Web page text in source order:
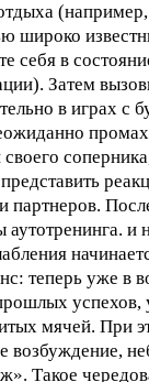
широко
себя в
Затем
в играх с
партнеров.
и
теперь уже в
успехов,
мячей. При
возбуждение,
Такое